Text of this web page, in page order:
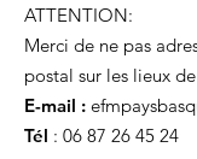
ATTENTION:
Merci de ne pas
postal sur les lieux
E-mail :
Tél : 06 87 26 45 24